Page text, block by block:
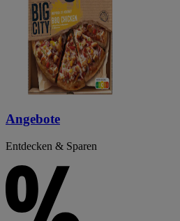
Angebote
Entdecken & Sparen